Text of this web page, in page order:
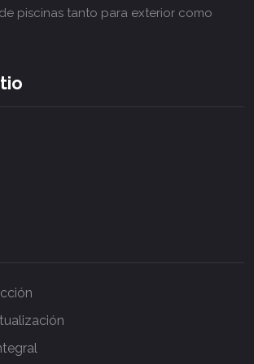
piscinas tanto para exterior como